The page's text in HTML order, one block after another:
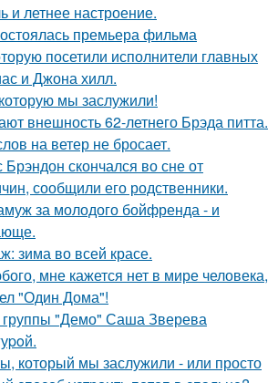
и летнее настроение.
премьера фильма
посетили исполнители главных
и Джона хилл.
мы заслужили!
внешность 62-летнего Брэда питта.
на ветер не бросает.
скончался во сне от
сообщили его родственники.
за молодого бойфренда - и
зима во всей красе.
мне кажется нет в мире человека,
"Один Дома"!
группы "Демо" Саша Зверева
который мы заслужили - или просто